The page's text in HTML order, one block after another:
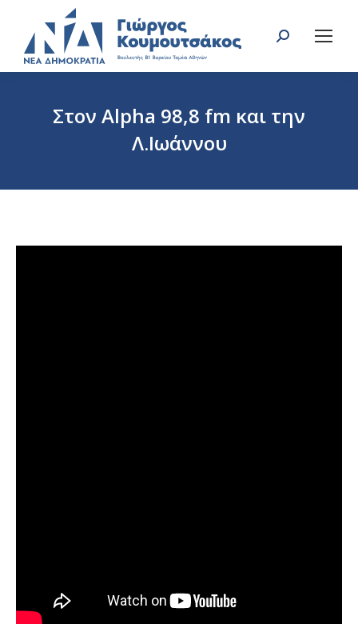
Search:
Στον Alpha 98,8 fm και την
Λ.Ιωάννου